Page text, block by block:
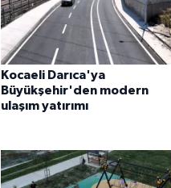
Kocaeli Darıca'ya
Büyükşehir'den modern
ulaşım yatırımı